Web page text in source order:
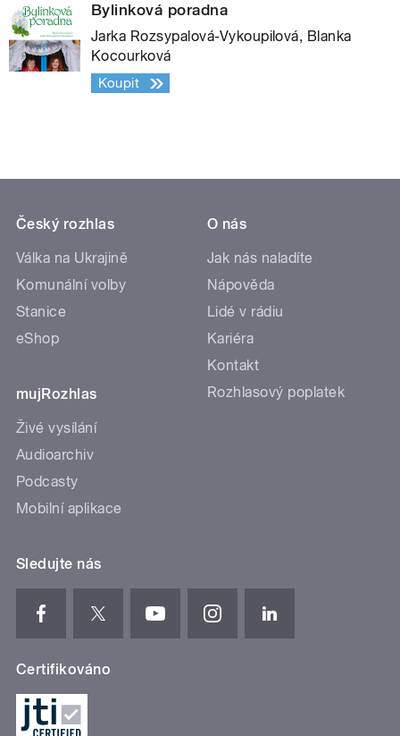
Bylinková poradna
Jarka Rozsypalová-Vykoupilová, Blanka
Kocourková
Koupit
Český rozhlas
Válka na Ukrajině
Komunální volby
Stanice
eShop
mujRozhlas
Živé vysílání
Audioarchiv
Podcasty
Mobilní aplikace
O nás
Jak nás naladíte
Nápověda
Lidé v rádiu
Kariéra
Kontakt
Rozhlasový poplatek
Sledujte nás
Certifikováno